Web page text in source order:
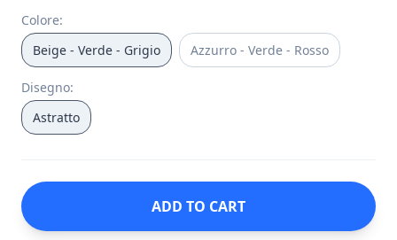
Colore:
Beige - Verde - Grigio
Azzurro - Verde - Rosso
Disegno:
Astratto
ADD TO CART